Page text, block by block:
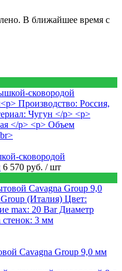
В ближайшее время с
сковородой
6 570 руб. / шт
Cavagna Group 9,0 мм